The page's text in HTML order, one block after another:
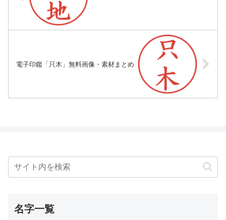
電子印鑑「只木」無料画像・素材まとめ
名字一覧